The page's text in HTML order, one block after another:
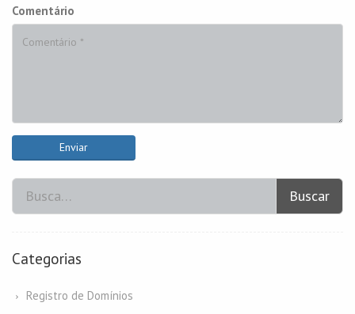
Comentário
Enviar
Buscar
Categorias
Registro de Domínios